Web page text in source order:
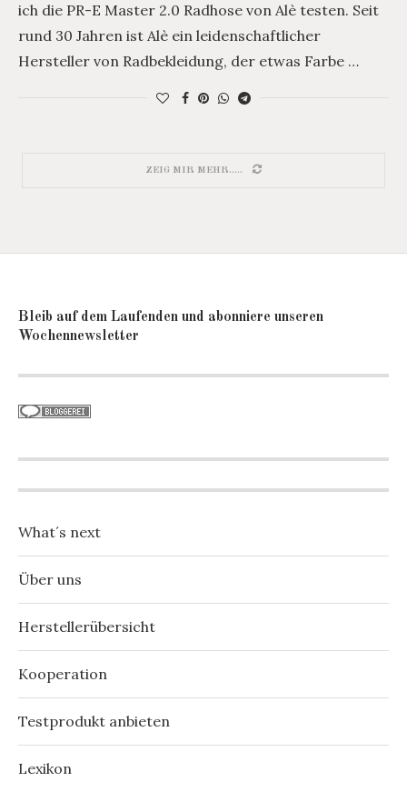
ich die PR-E Master 2.0 Radhose von Alè testen. Seit
rund 30 Jahren ist Alè ein leidenschaftlicher
Hersteller von Radbekleidung, der etwas Farbe …
ZEIG MIR MEHR.....
Bleib auf dem Laufenden und abonniere unseren
Wochennewsletter
What´s next
Über uns
Herstellerübersicht
Kooperation
Testprodukt anbieten
Lexikon